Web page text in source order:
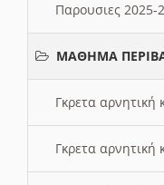
Παρουσιες 2025-
ΜΑΘΗΜΑ
Γκρετα αρνητική
Γκρετα αρνητική